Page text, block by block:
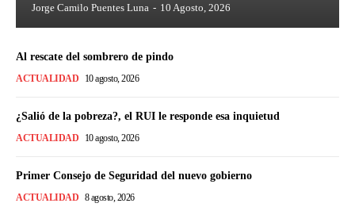
Jorge Camilo Puentes Luna - 10 Agosto, 2026
Al rescate del sombrero de pindo
ACTUALIDAD 10 agosto, 2026
¿Salió de la pobreza?, el RUI le responde esa inquietud
ACTUALIDAD 10 agosto, 2026
Primer Consejo de Seguridad del nuevo gobierno
ACTUALIDAD 8 agosto, 2026